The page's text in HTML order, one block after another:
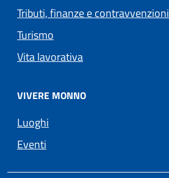
Tributi, finanze e contravvenzioni
Turismo
Vita lavorativa
VIVERE MONNO
Luoghi
Eventi